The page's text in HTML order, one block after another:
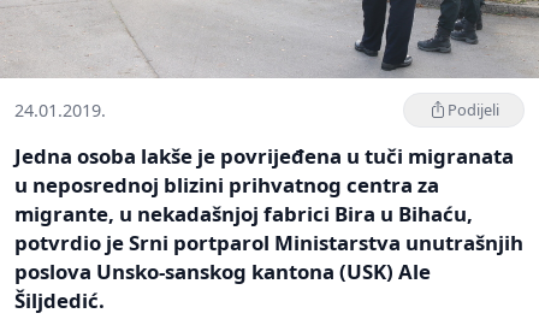
24.01.2019. Podijeli
Jedna osoba lakše je povrijeđena u tuči migranata
u neposrednoj blizini prihvatnog centra za
migrante, u nekadašnjoj fabrici Bira u Bihaću,
potvrdio je Srni portparol Ministarstva unutrašnjih
poslova Unsko-sanskog kantona (USK) Ale
Šiljdedić.